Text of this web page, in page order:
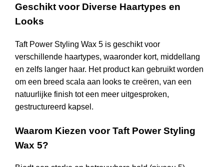
Geschikt voor Diverse Haartypes en
Looks
Taft Power Styling Wax 5 is geschikt voor
verschillende haartypes, waaronder kort, middellang
en zelfs langer haar. Het product kan gebruikt worden
om een breed scala aan looks te creëren, van een
natuurlijke finish tot een meer uitgesproken,
gestructureerd kapsel.
Waarom Kiezen voor Taft Power Styling
Wax 5?